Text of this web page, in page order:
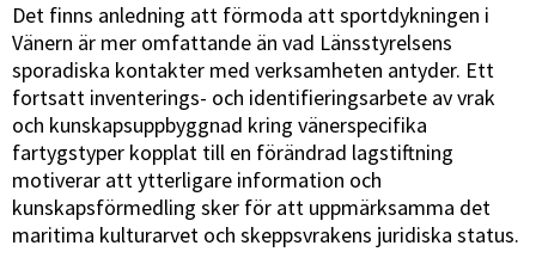
Det finns anledning att förmoda att sportdykningen i
Vänern är mer omfattande än vad Länsstyrelsens
sporadiska kontakter med verksamheten antyder. Ett
fortsatt inventerings- och identifieringsarbete av vrak
och kunskapsuppbyggnad kring vänerspecifika
fartygstyper kopplat till en förändrad lagstiftning
motiverar att ytterligare information och
kunskapsförmedling sker för att uppmärksamma det
maritima kulturarvet och skeppsvrakens juridiska status.